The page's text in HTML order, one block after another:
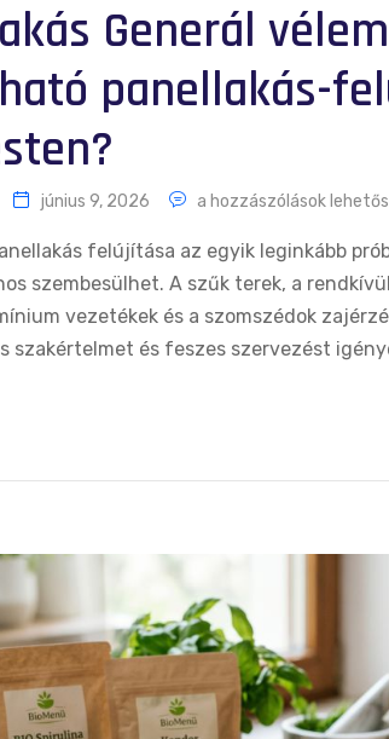
Generál
panellakás-
június 9, 2026 a hozzászólások
felújítása az egyik leginkább
szembesülhet. A szűk terek, a
vezetékek és a szomszédok
szakértelmet és feszes szervezést